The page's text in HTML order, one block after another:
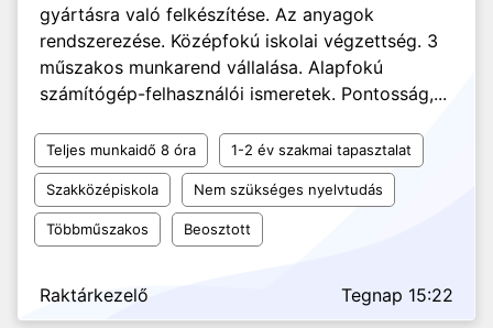
gyártásra való felkészítése. Az anyagok
rendszerezése. Középfokú iskolai végzettség. 3
műszakos munkarend vállalása. Alapfokú
számítógép-felhasználói ismeretek. Pontosság,...
Teljes munkaidő 8 óra 1-2 év szakmai tapasztalat
Szakközépiskola Nem szükséges nyelvtudás
Többműszakos Beosztott
Raktárkezelő Tegnap 15:22